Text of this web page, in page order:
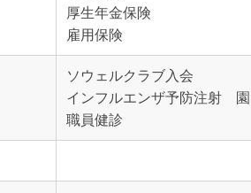
厚生年金保険
雇用保険
ソウェルクラブ入会
インフルエンザ予防注射
職員健診